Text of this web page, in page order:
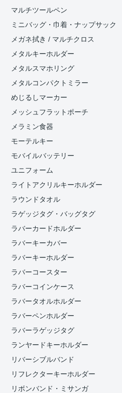
マルチツールペン
ミニバッグ・巾着・ナップサック
メガネ拭き / マルチクロス
メタルキーホルダー
メタルスマホリング
メタルコンパクトミラー
めじるしマーカー
メッシュフラットポーチ
メラミン食器
モーテルキー
モバイルバッテリー
ユニフォーム
ライトアクリルキーホルダー
ラウンドタオル
ラゲッジタグ・バッグタグ
ラバーカードホルダー
ラバーキーカバー
ラバーキーホルダー
ラバーコースター
ラバーコインケース
ラバータオルホルダー
ラバーペンホルダー
ラバーラゲッジタグ
ランヤードキーホルダー
リバーシブルバンド
リフレクターキーホルダー
リボンバンド・ミサンガ